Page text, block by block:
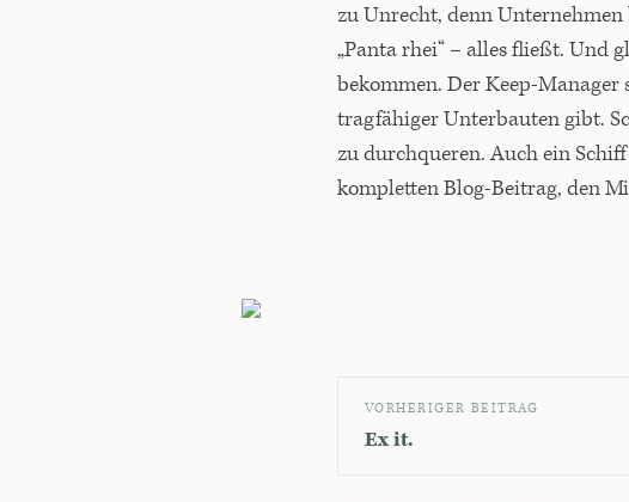
zu Unrecht, denn
„Panta rhei“ – alles fließt. Und
bekommen. Der Keep-
tragfähiger Unterbauten gibt.
zu durchqueren. Auch ein
kompletten Blog-Beitrag, den
VORHERIGER BEITRAG
Ex it.